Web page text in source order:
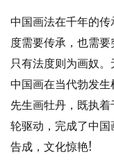
中国画法在千年的
度需要传承，也需
只有法度则为画奴
中国画在当代勃发
先生画牡丹，既执
轮驱动，完成了中
告成，文化惊艳!